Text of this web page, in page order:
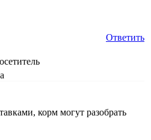
Ответить
корм могут разобрать